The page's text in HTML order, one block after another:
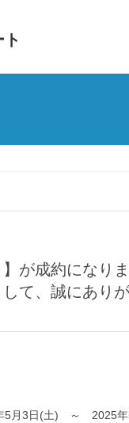
て、誠にあり
5月3日(土) ～ 2025年